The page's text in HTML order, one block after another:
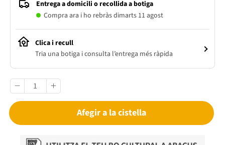
Entrega a domicili o recollida a botiga
Compra ara i ho rebràs dimarts 11 agost
Clica i recull
Tria una botiga i consulta l’entrega més ràpida
Afegir a la cistella